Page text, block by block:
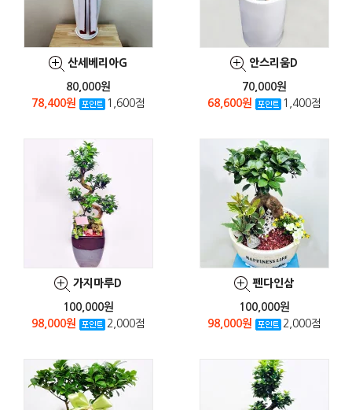
산세베리아G
80,000원
78,400원
1,600점
안스리움D
70,000원
68,600원
1,400점
가지마루D
100,000원
98,000원
2,000점
펜다인삼
100,000원
98,000원
2,000점